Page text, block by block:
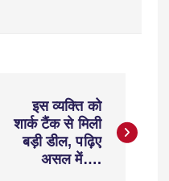
इस व्यक्ति को
शार्क टैंक से मिली
बड़ी डील, पढ़िए
असल में….